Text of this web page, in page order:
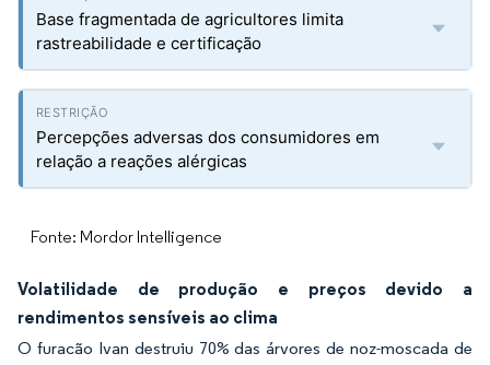
Base fragmentada de agricultores limita
rastreabilidade e certificação
Percepções adversas dos consumidores em
relação a reações alérgicas
Fonte: Mordor Intelligence
Volatilidade de produção e preços devido a
rendimentos sensíveis ao clima
O furacão Ivan destruiu 70% das árvores de noz-moscada de